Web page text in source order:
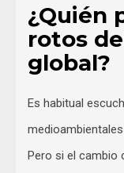
¿Quién
rotos
global?
Es habitual
Pero si el cambio